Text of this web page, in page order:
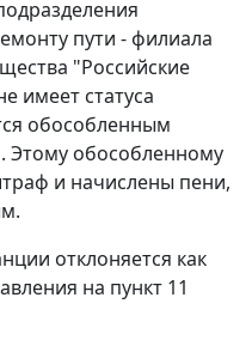
пути - филиала
"Российские
имеет статуса
обособленным
обособленному
и начислены пени,
отклоняется как
на пункт 11